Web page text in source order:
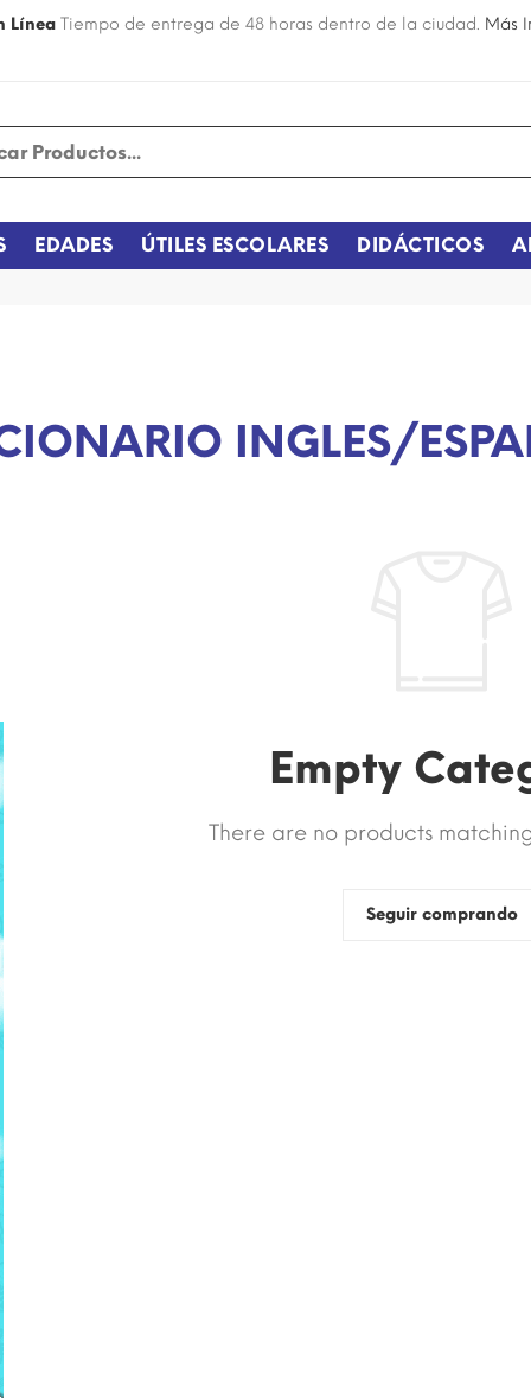
Línea Tiempo de entrega de 48 horas dentro de la ciudad. Más
EDADES ÚTILES ESCOLARES DIDÁCTICOS
INGLES/
Empty
There are no products
Seguir comprando